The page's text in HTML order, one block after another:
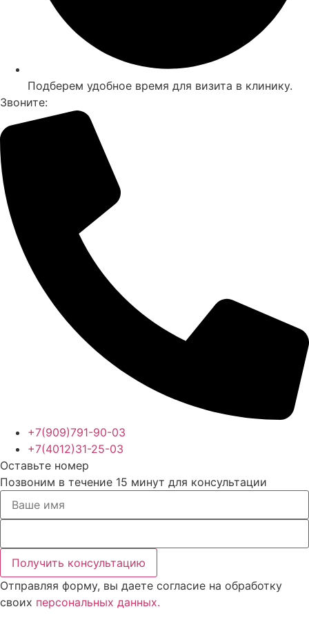
Подберем удобное время для визита в клинику.
Звоните:
+7(909)791-90-03
+7(4012)31-25-03
Оставьте номер
Позвоним в течение 15 минут для консультации
Получить консультацию
Отправляя форму, вы даете согласие на обработку
своих персональных данных.